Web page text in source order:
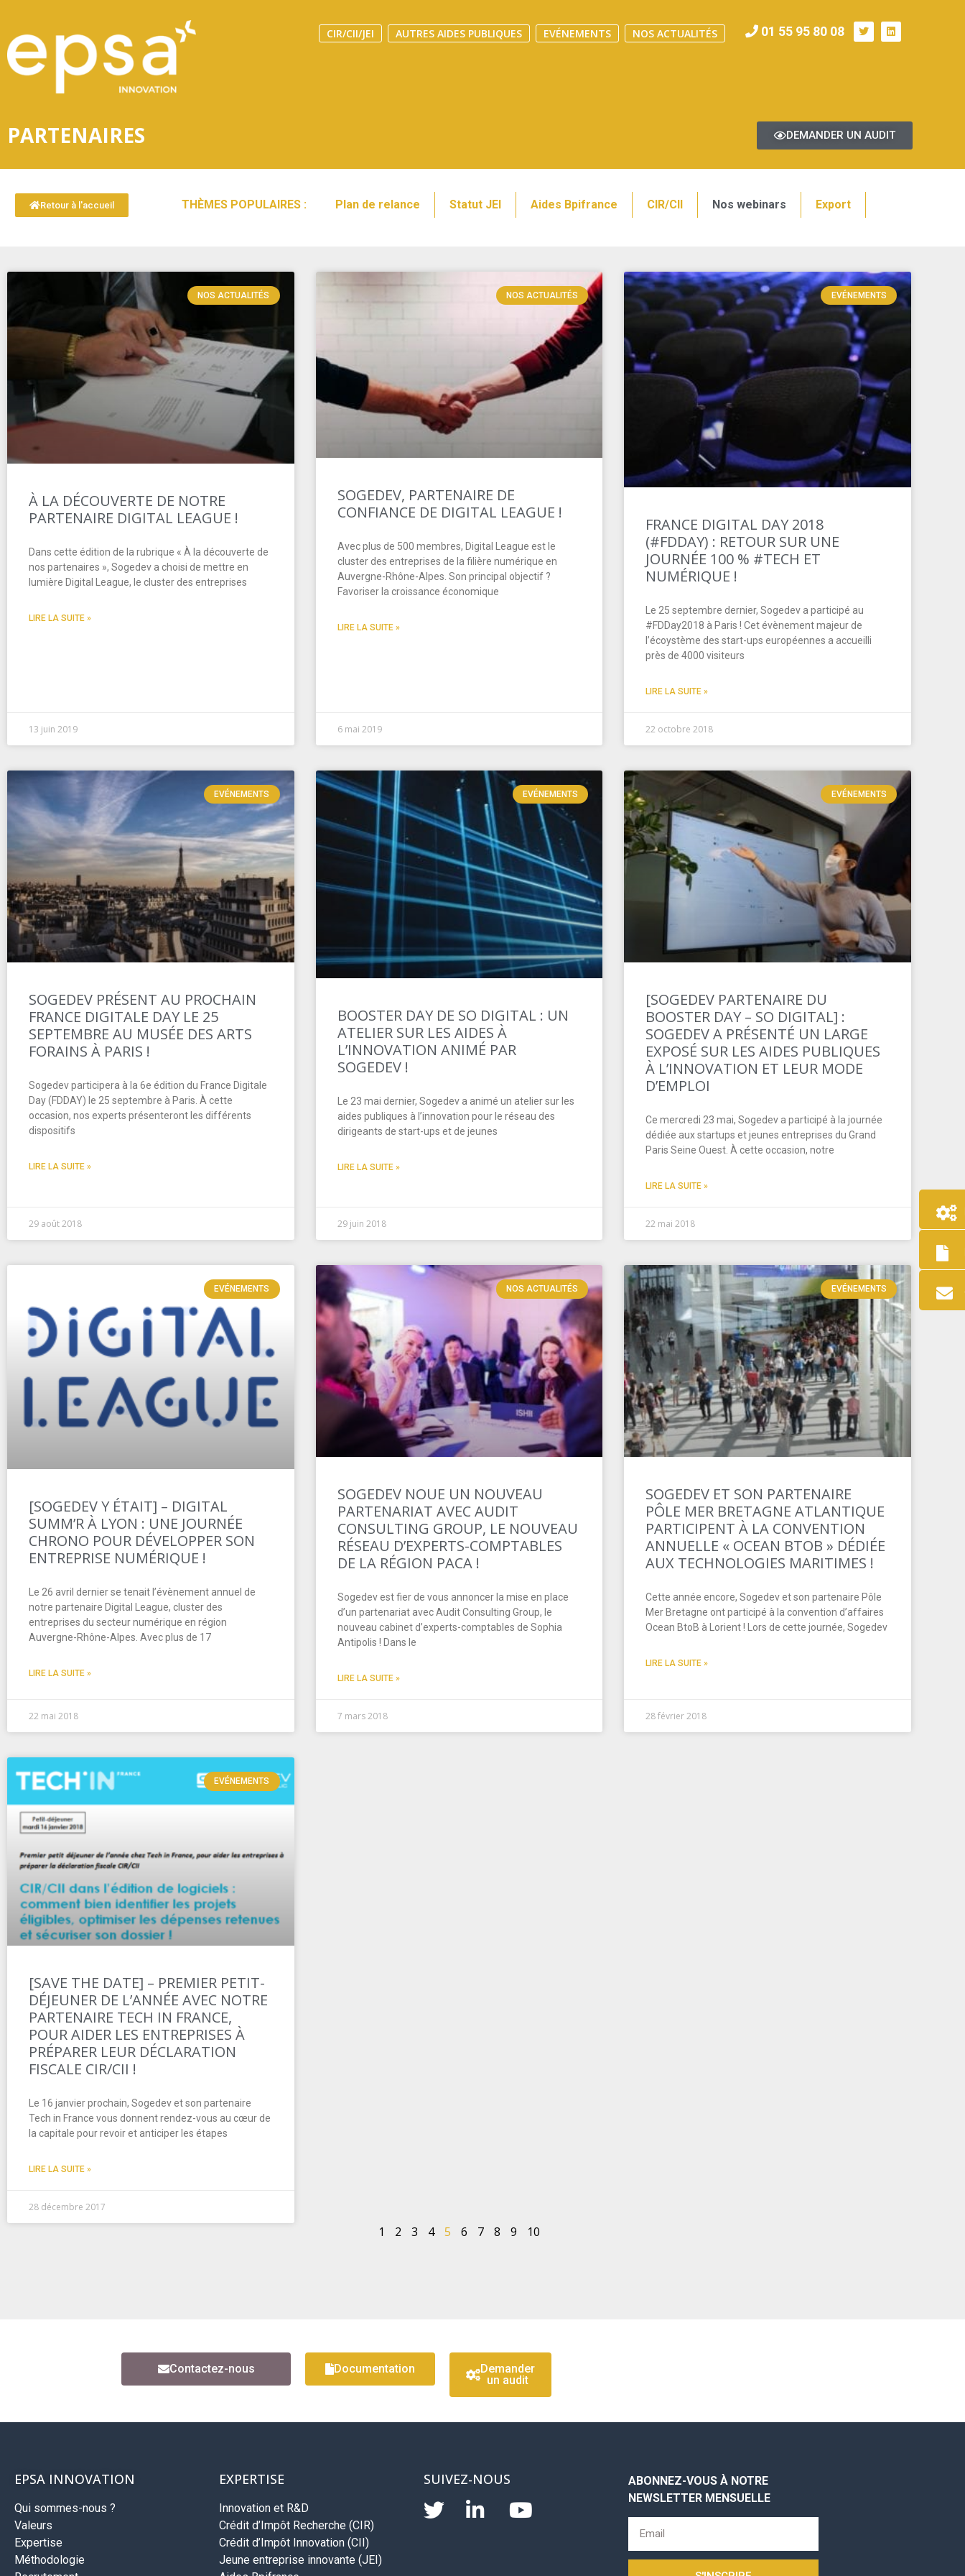
CIR/CII/JEI AUTRES AIDES PUBLIQUES EVÉNEMENTS NOS ACTUALITÉS 01 55 95 80 08
PARTENAIRES DEMANDER UN AUDIT
Retour à l'accueil THÈMES POPULAIRES : Plan de relance Statut JEI Aides Bpifrance CIR/CII Nos webinars Export
NOS ACTUALITÉS
À LA DÉCOUVERTE DE NOTRE
PARTENAIRE DIGITAL LEAGUE !
Dans cette édition de la rubrique « À la découverte de
nos partenaires », Sogedev a choisi de mettre en
lumière Digital League, le cluster des entreprises
LIRE LA SUITE »
13 juin 2019
NOS ACTUALITÉS
SOGEDEV, PARTENAIRE DE
CONFIANCE DE DIGITAL LEAGUE !
Avec plus de 500 membres, Digital League est le
cluster des entreprises de la filière numérique en
Auvergne-Rhône-Alpes. Son principal objectif ?
Favoriser la croissance économique
LIRE LA SUITE »
6 mai 2019
EVÉNEMENTS
FRANCE DIGITAL DAY 2018
(#FDDAY) : RETOUR SUR UNE
JOURNÉE 100 % #TECH ET
NUMÉRIQUE !
Le 25 septembre dernier, Sogedev a participé au
#FDDay2018 à Paris ! Cet évènement majeur de
l’écoystème des start-ups européennes a accueilli
près de 4000 visiteurs
LIRE LA SUITE »
22 octobre 2018
EVÉNEMENTS
SOGEDEV PRÉSENT AU PROCHAIN
FRANCE DIGITALE DAY LE 25
SEPTEMBRE AU MUSÉE DES ARTS
FORAINS À PARIS !
Sogedev participera à la 6e édition du France Digitale
Day (FDDAY) le 25 septembre à Paris. À cette
occasion, nos experts présenteront les différents
dispositifs
LIRE LA SUITE »
29 août 2018
EVÉNEMENTS
BOOSTER DAY DE SO DIGITAL : UN
ATELIER SUR LES AIDES À
L’INNOVATION ANIMÉ PAR
SOGEDEV !
Le 23 mai dernier, Sogedev a animé un atelier sur les
aides publiques à l’innovation pour le réseau des
dirigeants de start-ups et de jeunes
LIRE LA SUITE »
29 juin 2018
EVÉNEMENTS
[SOGEDEV PARTENAIRE DU
BOOSTER DAY – SO DIGITAL] :
SOGEDEV A PRÉSENTÉ UN LARGE
EXPOSÉ SUR LES AIDES PUBLIQUES
À L’INNOVATION ET LEUR MODE
D’EMPLOI
Ce mercredi 23 mai, Sogedev a participé à la journée
dédiée aux startups et jeunes entreprises du Grand
Paris Seine Ouest. À cette occasion, notre
LIRE LA SUITE »
22 mai 2018
EVÉNEMENTS
[SOGEDEV Y ÉTAIT] – DIGITAL
SUMM’R À LYON : UNE JOURNÉE
CHRONO POUR DÉVELOPPER SON
ENTREPRISE NUMÉRIQUE !
Le 26 avril dernier se tenait l’évènement annuel de
notre partenaire Digital League, cluster des
entreprises du secteur numérique en région
Auvergne-Rhône-Alpes. Avec plus de 17
LIRE LA SUITE »
22 mai 2018
NOS ACTUALITÉS
SOGEDEV NOUE UN NOUVEAU
PARTENARIAT AVEC AUDIT
CONSULTING GROUP, LE NOUVEAU
RÉSEAU D’EXPERTS-COMPTABLES
DE LA RÉGION PACA !
Sogedev est fier de vous annoncer la mise en place
d’un partenariat avec Audit Consulting Group, le
nouveau cabinet d’experts-comptables de Sophia
Antipolis ! Dans le
LIRE LA SUITE »
7 mars 2018
EVÉNEMENTS
SOGEDEV ET SON PARTENAIRE
PÔLE MER BRETAGNE ATLANTIQUE
PARTICIPENT À LA CONVENTION
ANNUELLE « OCEAN BTOB » DÉDIÉE
AUX TECHNOLOGIES MARITIMES !
Cette année encore, Sogedev et son partenaire Pôle
Mer Bretagne ont participé à la convention d’affaires
Ocean BtoB à Lorient ! Lors de cette journée, Sogedev
LIRE LA SUITE »
28 février 2018
EVÉNEMENTS
[SAVE THE DATE] – PREMIER PETIT-
DÉJEUNER DE L’ANNÉE AVEC NOTRE
PARTENAIRE TECH IN FRANCE,
POUR AIDER LES ENTREPRISES À
PRÉPARER LEUR DÉCLARATION
FISCALE CIR/CII !
Le 16 janvier prochain, Sogedev et son partenaire
Tech in France vous donnent rendez-vous au cœur de
la capitale pour revoir et anticiper les étapes
LIRE LA SUITE »
28 décembre 2017
1 2 3 4 5 6 7 8 9 10
Contactez-nous Documentation
Demander
un audit
EPSA INNOVATION
Qui sommes-nous ?
Valeurs
Expertise
Méthodologie
EXPERTISE
Innovation et R&D
Crédit d’Impôt Recherche (CIR)
Crédit d’Impôt Innovation (CII)
Jeune entreprise innovante (JEI)
SUIVEZ-NOUS
ABONNEZ-VOUS À NOTRE
NEWSLETTER MENSUELLE